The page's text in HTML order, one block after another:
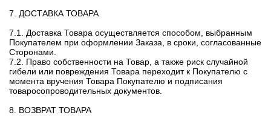
7. ДОСТАВКА ТОВАРА
7.1. Доставка Товара осуществляется способом, выбранным
Покупателем при оформлении Заказа, в сроки, согласованные
Сторонами.
7.2. Право собственности на Товар, а также риск случайной
гибели или повреждения Товара переходит к Покупателю с
момента вручения Товара Покупателю и подписания
товаросопроводительных документов.
8. ВОЗВРАТ ТОВАРА